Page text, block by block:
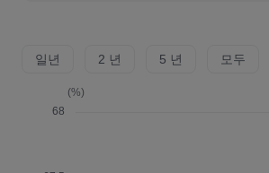
일년 2 년 5 년 모두